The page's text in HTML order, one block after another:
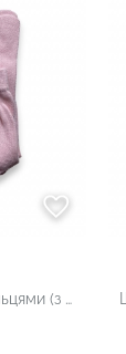
Шкарпетки з пальцями (з лого)